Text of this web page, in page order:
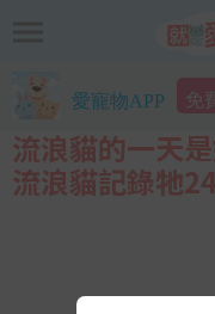
愛寵物APP 免
流浪貓的一天
流浪貓記錄牠